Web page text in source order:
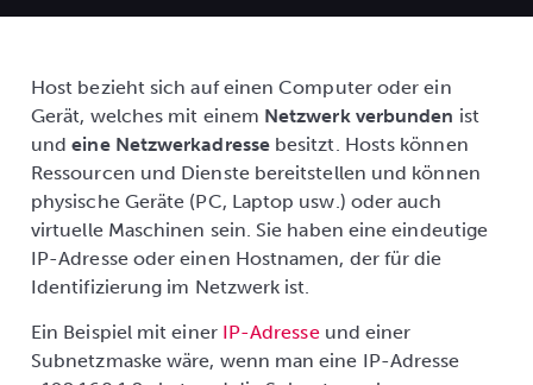
Host bezieht sich auf einen Computer oder ein
Gerät, welches mit einem Netzwerk verbunden ist
undeine Netzwerkadressebesitzt. Hosts können
Ressourcen und Dienste bereitstellen und können
physische Geräte (PC, Laptop usw.) oder auch
virtuelle Maschinen sein. Sie haben eine eindeutige
IP-Adresse oder einen Hostnamen, der für die
Identifizierung im Netzwerk ist.
Ein Beispiel mit einer IP-Adresseund einer
Subnetzmaske wäre, wenn man eine IP-Adresse